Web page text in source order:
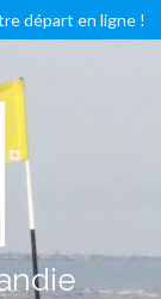
départ en ligne !